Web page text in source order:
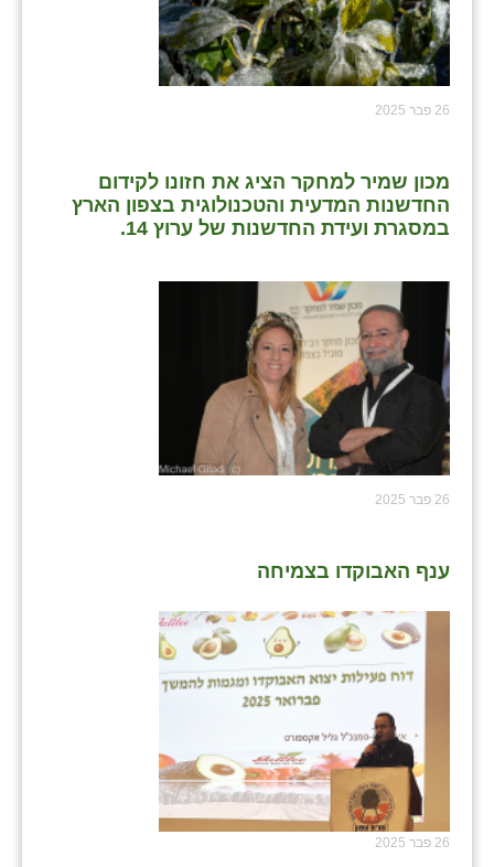
26 פבר 2025
מכון שמיר למחקר הציג את חזונו לקידום
החדשנות המדעית והטכנולוגית בצפון הארץ
במסגרת ועידת החדשנות של ערוץ 14.
26 פבר 2025
ענף האבוקדו בצמיחה
26 פבר 2025